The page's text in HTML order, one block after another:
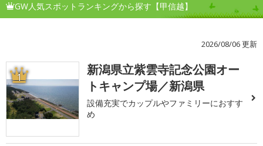
GW人気スポットランキングから探す【甲信越】
2026/08/06 更新
1
新潟県立紫雲寺記念公園オー
トキャンプ場／新潟県
設備充実でカップルやファミリーにおすす
め